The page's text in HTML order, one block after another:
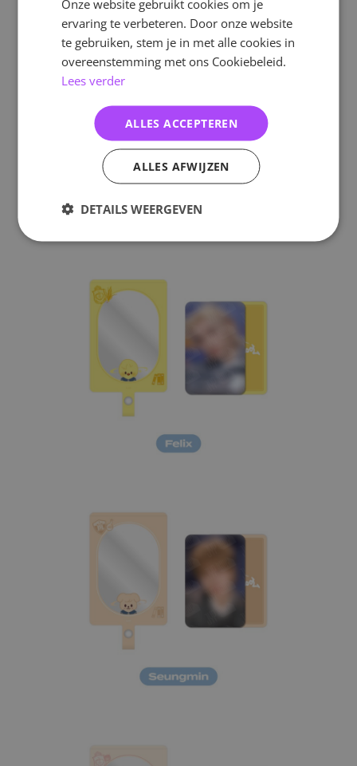
Onze website gebruikt cookies om je
ervaring te verbeteren. Door onze website
te gebruiken, stem je in met alle cookies in
overeenstemming met ons Cookiebeleid.
Lees verder
ALLES ACCEPTEREN
ALLES AFWIJZEN
DETAILS WEERGEVEN